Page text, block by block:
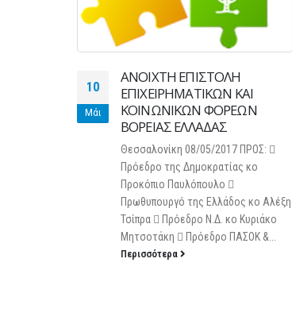
10
Μάι
ΑΝΟΙΧΤΗ ΕΠΙΣΤΟΛΗ
ΕΠΙΧΕΙΡΗΜΑΤΙΚΩΝ ΚΑΙ
ΚΟΙΝΩΝΙΚΩΝ ΦΟΡΕΩΝ
ΒΟΡΕΙΑΣ ΕΛΛΑΔΑΣ
Θεσσαλονίκη 08/05/2017 ΠΡΟΣ: 
Πρόεδρο της Δημοκρατίας κο
Προκόπιο Παυλόπουλο 
Πρωθυπουργό της Ελλάδος κο Αλέξη
Τσίπρα  Πρόεδρο Ν.Δ. κο Κυριάκο
Μητσοτάκη  Πρόεδρο ΠΑΣΟΚ &...
Περισσότερα